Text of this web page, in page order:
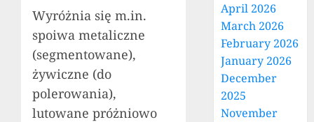
Wyróżnia się m.in.
spoiwa metaliczne
(segmentowane),
żywiczne (do
polerowania),
lutowane próżniowo
April 2026
March 2026
February 2026
January 2026
December
2025
November